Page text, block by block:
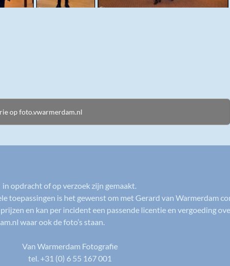
opdracht of op verzoek zijn gemaakt.
toepassingen is het gewenst om met Gerard van Warmerdam
en kan per incident een passende licentie en vergoeding
waar ook de foto’s staan.
Van Warmerdam Fotografie
tel. +31 (0) 6 55 167 001